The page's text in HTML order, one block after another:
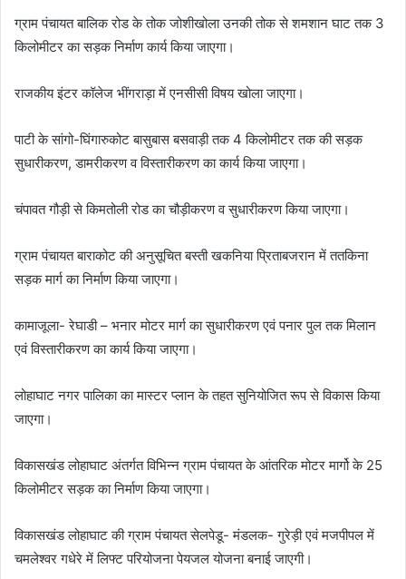
ग्राम पंचायत बालिक रोड के तोक जोशीखोला उनकी तोक से शमशान घाट तक 3
किलोमीटर का सड़क निर्माण कार्य किया जाएगा।
राजकीय इंटर कॉलेज भींगराड़ा में एनसीसी विषय खोला जाएगा।
पाटी के सांगो-घिंगारुकोट बासुबास बसवाड़ी तक 4 किलोमीटर तक की सड़क
सुधारीकरण, डामरीकरण व विस्तारीकरण का कार्य किया जाएगा।
चंपावत गौड़ी से किमतोली रोड का चौड़ीकरण व सुधारीकरण किया जाएगा।
ग्राम पंचायत बाराकोट की अनुसूचित बस्ती खकनिया प्रिताबजरान में ततकिना
सड़क मार्ग का निर्माण किया जाएगा।
कामाजूला- रेघाडी – भनार मोटर मार्ग का सुधारीकरण एवं पनार पुल तक मिलान
एवं विस्तारीकरण का कार्य किया जाएगा।
लोहाघाट नगर पालिका का मास्टर प्लान के तहत सुनियोजित रूप से विकास किया
जाएगा।
विकासखंड लोहाघाट अंतर्गत विभिन्न ग्राम पंचायत के आंतरिक मोटर मार्गो के 25
किलोमीटर सड़क का निर्माण किया जाएगा।
विकासखंड लोहाघाट की ग्राम पंचायत सेलपेडू- मंडलक- गुरेड़ी एवं मजपीपल में
चमलेश्वर गधेरे में लिफ्ट परियोजना पेयजल योजना बनाई जाएगी।